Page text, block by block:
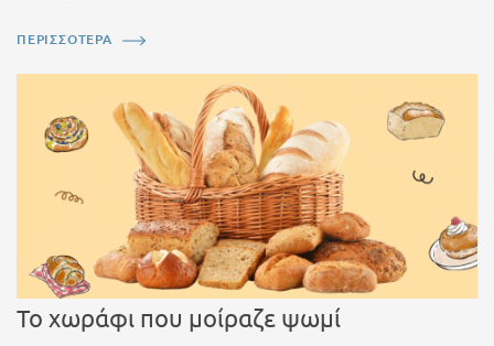
ΠΕΡΙΣΣΟΤΕΡΑ
Το χωράφι που μοίραζε ψωμί